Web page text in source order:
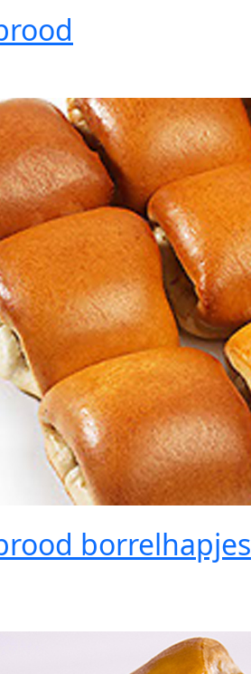
borrelhapjes